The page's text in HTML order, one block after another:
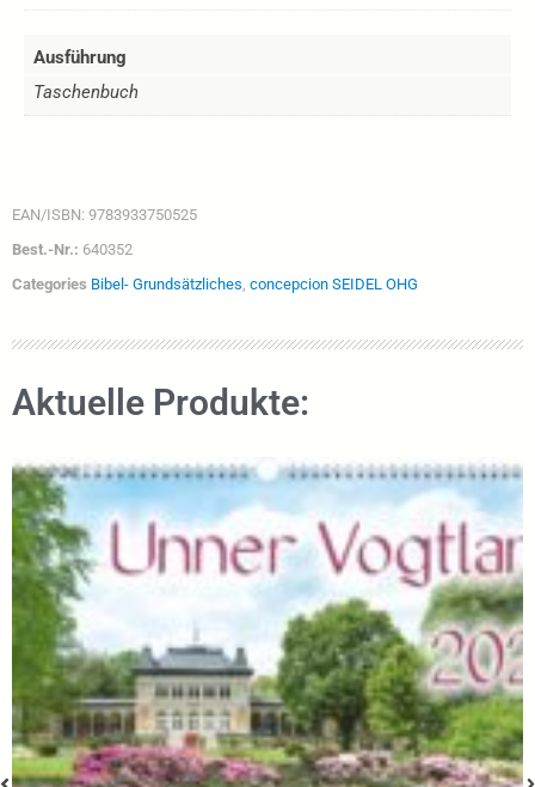
Ausführung
Taschenbuch
EAN/ISBN: 9783933750525
Best.-Nr.: 640352
Categories Bibel- Grundsätzliches, concepcion SEIDEL OHG
Aktuelle Produkte: